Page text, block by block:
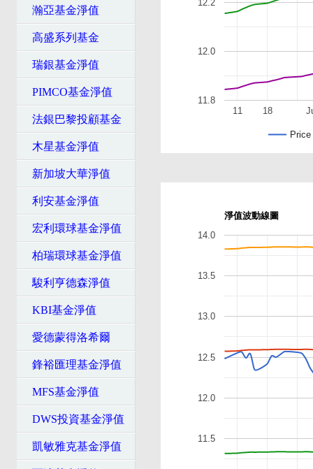
瀚亞基金淨值
高盛系列基金
瑞銀基金淨值
PIMCO基金淨值
法銀巴黎投顧基金
木星基金淨值
新加坡大華淨值
利安基金淨值
宏利環球基金淨值
柏瑞環球基金淨值
駿利亨德森淨值
KBI基金淨值
愛德蒙得洛希爾
鋒裕匯理基金淨值
MFS基金淨值
DWS投資基金淨值
凱敏雅克基金淨值
Price
11 18
11.8
12.0
12.2
淨值波動線圖
11.5
12.0
12.5
13.0
13.5
14.0